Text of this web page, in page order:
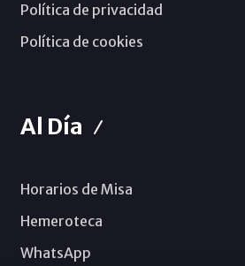
Política de privacidad
Política de cookies
Al Día
Horarios de Misa
Hemeroteca
WhatsApp